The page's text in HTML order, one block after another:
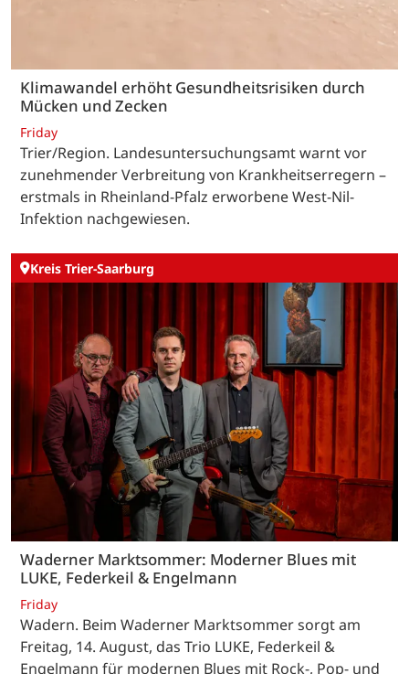
Klimawandel erhöht Gesundheitsrisiken durch
Mücken und Zecken
Friday
Trier/Region. Landesuntersuchungsamt warnt vor
zunehmender Verbreitung von Krankheitserregern –
erstmals in Rheinland-Pfalz erworbene West-Nil-
Infektion nachgewiesen.
Kreis Trier-Saarburg
Waderner Marktsommer: Moderner Blues mit
LUKE, Federkeil & Engelmann
Friday
Wadern. Beim Waderner Marktsommer sorgt am
Freitag, 14. August, das Trio LUKE, Federkeil &
Engelmann für modernen Blues mit Rock-, Pop- und